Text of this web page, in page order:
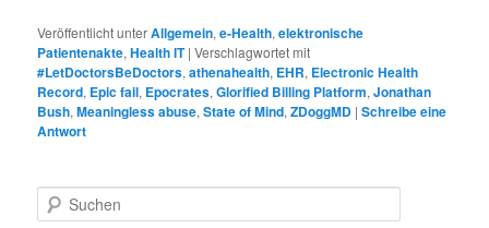
Veröffentlicht unterAllgemein,e-Health,elektronische
Patientenakte,Health IT |Verschlagwortet mit
#LetDoctorsBeDoctors,athenahealth, EHR, Electronic Health
Record, Epic fail, Epocrates,Glorified Billing Platform,Jonathan
Bush,Meaningless abuse,State of Mind,ZDoggMD |Schreibe eine
Antwort
u